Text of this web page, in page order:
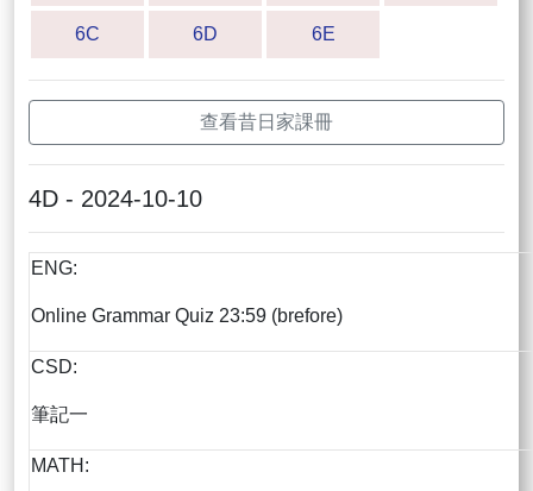
6C 6D 6E
查看昔日家課冊
4D - 2024-10-10
ENG:
Online Grammar Quiz 23:59 (brefore)
CSD:
筆記一
MATH: